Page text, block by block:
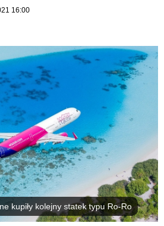
16:00
kupiły kolejny statek typu Ro-Ro